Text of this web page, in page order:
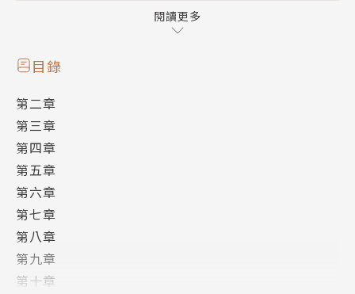
‧本書定位在程式的初學者，了解如何將基礎程式語法
應用在系統設計
頁應用程式
‧大量程式碼搭配範例講解，快速掌握ASP.NET MVC
開發網頁應用程式的技巧
‧分享雲端平台開發經驗，並於Microsoft Azure上使
用App Service與資料庫的技術
‧銜接微軟跨平台開發的新架構，介紹如何進入ASP.N
ET Core的架構做開發
‧讀完本書，可輕易整合程式設計技巧去完成一個雲端
網頁程式系統
閱讀更多
目錄
第二章
第三章
第四章
第五章
第六章
第七章
第八章
第九章
第十章